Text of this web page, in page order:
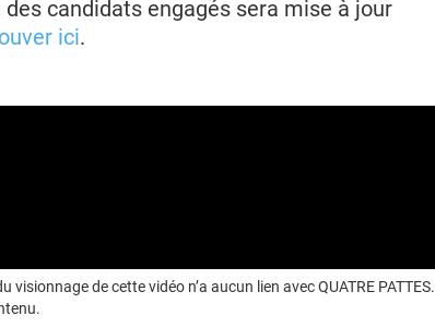
candidats engagés sera mise à jour
ici.
de cette vidéo n’a aucun lien avec QUATRE PATTES.